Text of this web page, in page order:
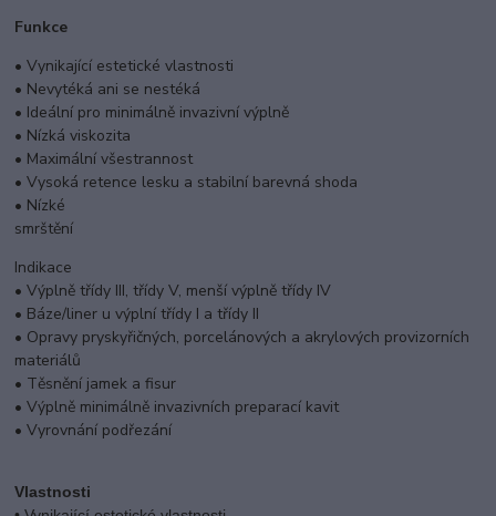
Funkce
• Vynikající estetické vlastnosti
• Nevytéká ani se nestéká
• Ideální pro minimálně invazivní výplně
• Nízká viskozita
• Maximální všestrannost
• Vysoká retence lesku a stabilní barevná shoda
• Nízké
smrštění
Indikace
• Výplně třídy III, třídy V, menší výplně třídy IV
• Báze/liner u výplní třídy I a třídy II
• Opravy pryskyřičných, porcelánových a akrylových provizorních
materiálů
• Těsnění jamek a fisur
• Výplně minimálně invazivních preparací kavit
• Vyrovnání podřezání
Vlastnosti